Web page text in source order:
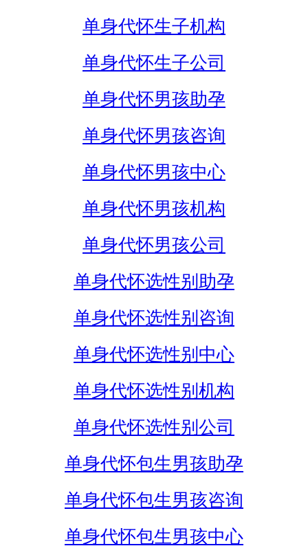
单身代怀生子机构
单身代怀生子公司
单身代怀男孩助孕
单身代怀男孩咨询
单身代怀男孩中心
单身代怀男孩机构
单身代怀男孩公司
单身代怀选性别助孕
单身代怀选性别咨询
单身代怀选性别中心
单身代怀选性别机构
单身代怀选性别公司
单身代怀包生男孩助孕
单身代怀包生男孩咨询
单身代怀包生男孩中心